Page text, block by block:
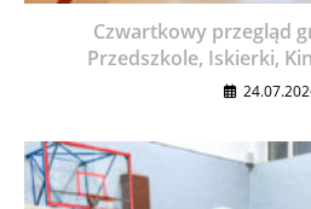
Czwartkowy przegląd
Przedszkole, Iskierki,